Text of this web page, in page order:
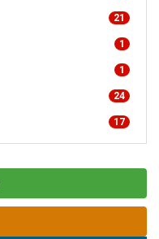
21
1
1
24
17